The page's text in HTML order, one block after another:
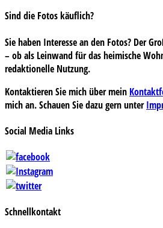
Sind die Fotos käuflich?
Sie haben Interesse an den Fotos? Der
– ob als Leinwand für das heimische
redaktionelle Nutzung.
Kontaktieren Sie mich über mein
mich an. Schauen Sie dazu gern unter
Social Media Links
Schnellkontakt